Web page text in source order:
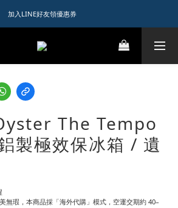
1️⃣ 加入會員送$150購物金
加入LINE好友領優惠券
1️⃣ 加入會員送$150購物金
The Tempo
製極效保冰箱 / 遺
無瑕，本商品採「海外代購」模式，空運交期約 40–